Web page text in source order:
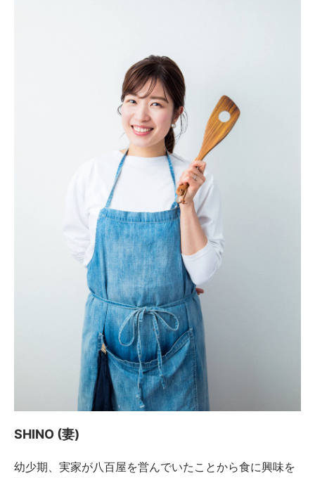
SHINO (妻)
幼少期、実家が八百屋を営んでいたことから食に興味を